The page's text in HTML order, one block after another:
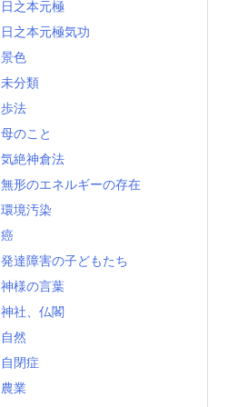
日之本元極
日之本元極気功
景色
未分類
歩法
母のこと
気絶神倉法
無形のエネルギーの存在
環境汚染
癌
発達障害の子どもたち
神様の言葉
神社、仏閣
自然
自閉症
農業